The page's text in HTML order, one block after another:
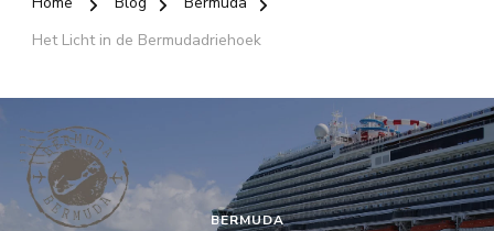
Het Licht in de Bermudadriehoek
BERMUDA